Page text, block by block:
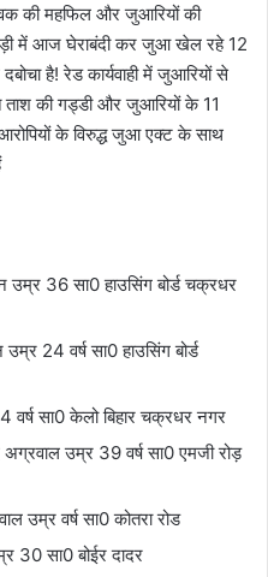
की महफिल और जुआरियों की
में आज घेराबंदी कर जुआ खेल रहे 12
है! रेड कार्यवाही में जुआरियों से
की गड्डी और जुआरियों के 11
आरोपियों के विरुद्ध जुआ एक्ट के साथ
उम्र 36 सा0 हाउसिंग बोर्ड चक्रधर
24 वर्ष सा0 हाउसिंग बोर्ड
वर्ष सा0 केलो बिहार चक्रधर नगर
अग्रवाल उम्र 39 वर्ष सा0 एमजी रोड़
उम्र वर्ष सा0 कोतरा रोड
30 सा0 बोईर दादर